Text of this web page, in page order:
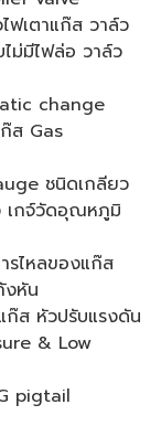
ฟเตาแก๊ส วาล์ว
ไม่มีไฟล่อ วาล์ว
change
ส Gas
ชนิดเกลียว
เกจ์วัดอุณหภูมิ
รไหลของแก๊ส
งหัน
ก๊ส หัวปรับแรงดัน
& Low
pigtail